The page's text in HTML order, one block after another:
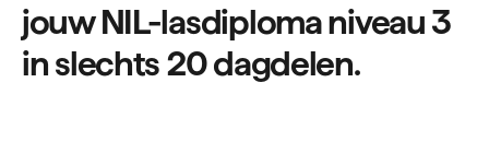
jouw NIL-lasdiploma niveau 3
in slechts 20 dagdelen.